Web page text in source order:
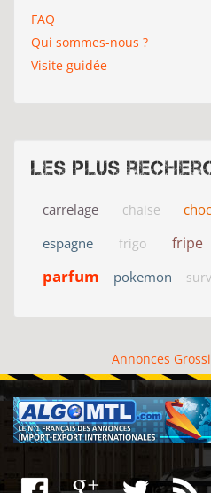
FAQ
Qui sommes-nous ?
Visite guidée
Les plus
carrelage chaise
espagne
frigo fripe
parfum pokemon
Annonces